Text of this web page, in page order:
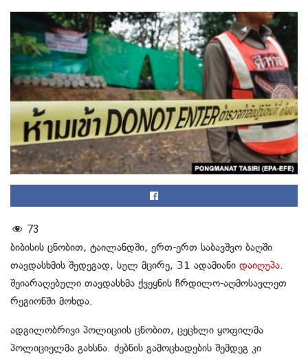
73
ბიბისის ცნობით, ტაილანდში, ერთ-ერთ საბავშვო ბაღში
თავდასხმის შედეგად, სულ მცირე, 31 ადამიანი დაიღუპა.
შეიარაღებული თავდასხმა ქვეყნის ჩრდილო-აღმოსავლეთ
რეგიონში მოხდა.
ადგილობრივი პოლიციის ცნობით, ცეცხლი ყოფილმა
პოლიციელმა გახსნა. ძებნის გამოცხადების შემდეგ კი